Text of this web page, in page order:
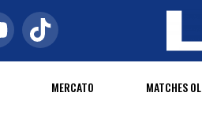
MERCATO MATCHES OL